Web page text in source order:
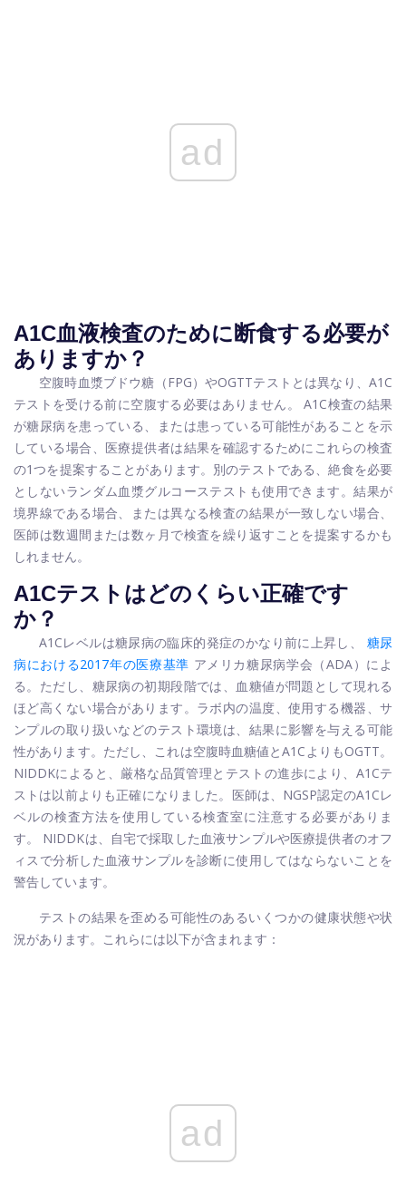
ad
A1C血液検査のために断食する必要が
ありますか？
空腹時血漿ブドウ糖（FPG）やOGTTテストとは異なり、A1C
テストを受ける前に空腹する必要はありません。 A1C検査の結果
が糖尿病を患っている、または患っている可能性があることを示
している場合、医療提供者は結果を確認するためにこれらの検査
の1つを提案することがあります。別のテストである、絶食を必要
としないランダム血漿グルコーステストも使用できます。結果が
境界線である場合、または異なる検査の結果が一致しない場合、
医師は数週間または数ヶ月で検査を繰り返すことを提案するかも
しれません。
A1Cテストはどのくらい正確です
か？
A1Cレベルは糖尿病の臨床的発症のかなり前に上昇し、
糖尿
病における2017年の医療基準 アメリカ糖尿病学会（ADA）によ
る。ただし、糖尿病の初期段階では、血糖値が問題として現れる
ほど高くない場合があります。ラボ内の温度、使用する機器、サ
ンプルの取り扱いなどのテスト環境は、結果に影響を与える可能
性があります。ただし、これは空腹時血糖値とA1CよりもOGTT。
NIDDKによると、厳格な品質管理とテストの進歩により、A1Cテ
ストは以前よりも正確になりました。医師は、NGSP認定のA1Cレ
ベルの検査方法を使用している検査室に注意する必要がありま
す。 NIDDKは、自宅で採取した血液サンプルや医療提供者のオフ
ィスで分析した血液サンプルを診断に使用してはならないことを
警告しています。
テストの結果を歪める可能性のあるいくつかの健康状態や状
況があります。これらには以下が含まれます：
ad